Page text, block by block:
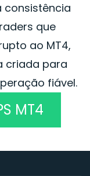
consistência
que
ao MT4,
criada para
fiável.
MT4